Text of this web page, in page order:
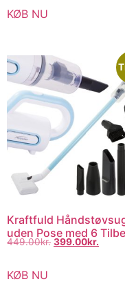
KØB NU
Kraftfuld
uden Pose med 6
449.00kr. 399.00kr.
KØB NU